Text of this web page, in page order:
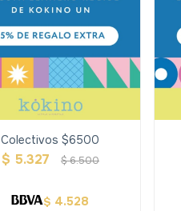
Colectivos $6500
$ 5.327 $6.500
$ 4.528